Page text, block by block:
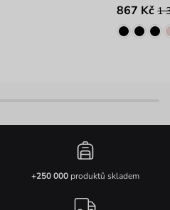
867 Kč 1
+250 000produktů skladem